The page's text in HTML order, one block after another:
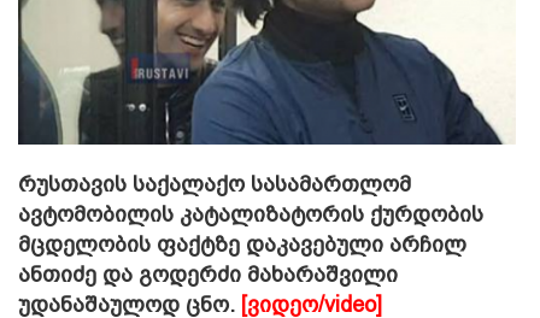
რუსთავის საქალაქო სასამართლომ
ავტომობილის კატალიზატორის ქურდობის
მცდელობის ფაქტზე დაკავებული არჩილ
ანთიძე და გოდერძი მახარაშვილი
უდანაშაულოდ ცნო. [ვიდეო/video]